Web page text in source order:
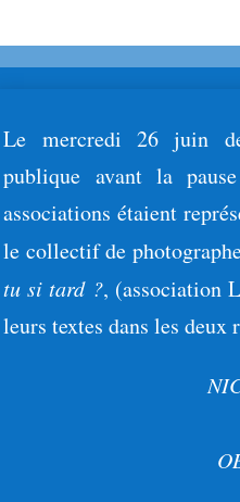
Le mercredi 26 juin
publique avant la
associations étaient
le collectif de
tu si tard ?, (association
leurs textes dans les deux